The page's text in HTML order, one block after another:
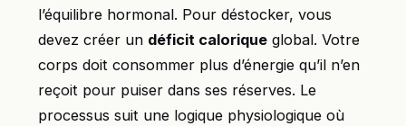
l’équilibre hormonal. Pour déstocker, vous
devez créer un déficit calorique global. Votre
corps doit consommer plus d’énergie qu’il n’en
reçoit pour puiser dans ses réserves. Le
processus suit une logique physiologique où